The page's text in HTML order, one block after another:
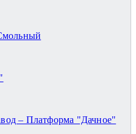
– Платформа "Дачное"